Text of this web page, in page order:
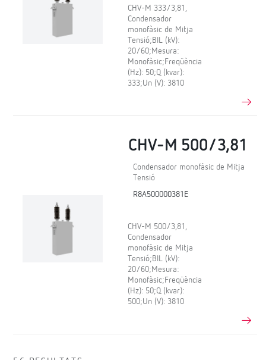
CHV-M 333/3,81,
Condensador
monofàsic de Mitja
Tensió;BIL (kV):
20/60;Mesura:
Monofàsic;Freqüència
(Hz): 50;Q (kvar):
333;Un (V): 3810
CHV-M 500/3,81
Condensador monofàsic de Mitja
Tensió
R8A500000381E
CHV-M 500/3,81,
Condensador
monofàsic de Mitja
Tensió;BIL (kV):
20/60;Mesura:
Monofàsic;Freqüència
(Hz): 50;Q (kvar):
500;Un (V): 3810